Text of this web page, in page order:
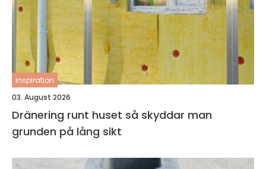
inspiration
03. August 2026
Dränering runt huset så skyddar man
grunden på lång sikt